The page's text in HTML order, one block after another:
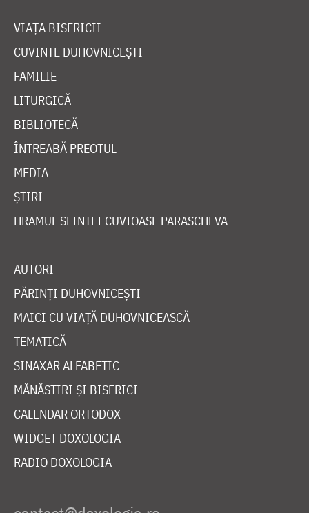
VIAȚA BISERICII
CUVINTE DUHOVNICEȘTI
FAMILIE
LITURGICĂ
BIBLIOTECĂ
ÎNTREABĂ PREOTUL
MEDIA
ȘTIRI
HRAMUL SFINTEI CUVIOASE PARASCHEVA
AUTORI
PĂRINȚI DUHOVNICEȘTI
MAICI CU VIAȚĂ DUHOVNICEASCĂ
TEMATICĂ
SINAXAR ALFABETIC
MĂNĂSTIRI ȘI BISERICI
CALENDAR ORTODOX
WIDGET DOXOLOGIA
RADIO DOXOLOGIA